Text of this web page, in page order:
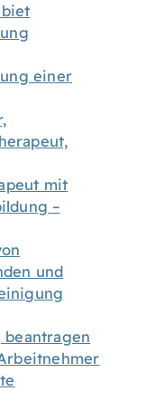
einer
mit
–
und